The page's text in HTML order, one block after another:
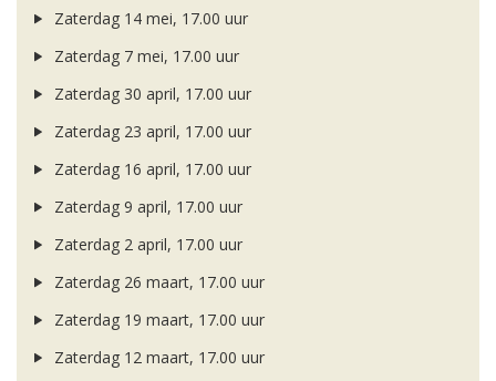
Zaterdag 14 mei, 17.00 uur
Zaterdag 7 mei, 17.00 uur
Zaterdag 30 april, 17.00 uur
Zaterdag 23 april, 17.00 uur
Zaterdag 16 april, 17.00 uur
Zaterdag 9 april, 17.00 uur
Zaterdag 2 april, 17.00 uur
Zaterdag 26 maart, 17.00 uur
Zaterdag 19 maart, 17.00 uur
Zaterdag 12 maart, 17.00 uur